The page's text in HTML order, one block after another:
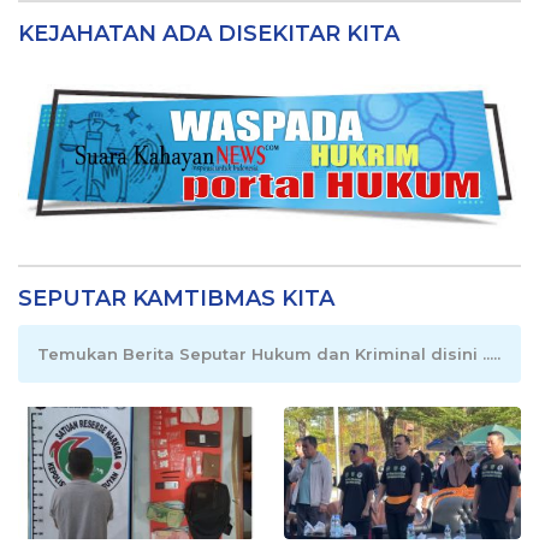
KEJAHATAN ADA DISEKITAR KITA
SEPUTAR KAMTIBMAS KITA
Temukan Berita Seputar Hukum dan Kriminal disini .....